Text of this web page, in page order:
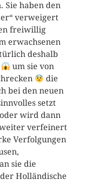
haben den
verweigert
freiwillig
erwachsenen
deshalb
um sie von
die
bei den neuen
setzt
wird dann
verfeinert
Verfolgungen
sie die
Holländische